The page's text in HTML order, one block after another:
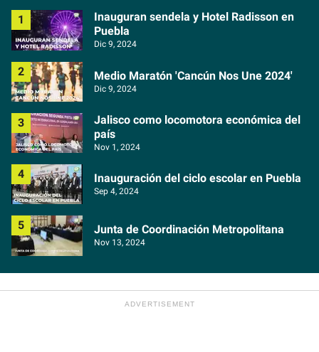
Inauguran sendela y Hotel Radisson en
Puebla
Dic 9, 2024
Medio Maratón 'Cancún Nos Une 2024'
Dic 9, 2024
Jalisco como locomotora económica del
país
Nov 1, 2024
Inauguración del ciclo escolar en Puebla
Sep 4, 2024
Junta de Coordinación Metropolitana
Nov 13, 2024